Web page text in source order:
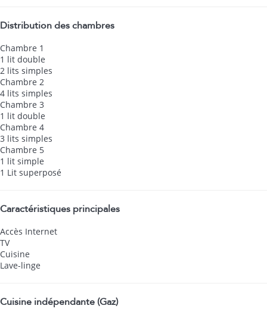
Distribution des chambres
Chambre 1
1 lit double
2 lits simples
Chambre 2
4 lits simples
Chambre 3
1 lit double
Chambre 4
3 lits simples
Chambre 5
1 lit simple
1 Lit superposé
Caractéristiques principales
Accès Internet
TV
Cuisine
Lave-linge
Cuisine indépendante (Gaz)